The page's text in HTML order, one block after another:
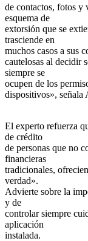
de contactos, fotos y
esquema de
extorsión que se
trasciende en
muchos casos a sus
cautelosas al decidir
siempre se
ocupen de los
dispositivos», señala
El experto refuerza
de crédito
de personas que no
financieras
tradicionales,
verdad».
Advierte sobre la
y de
controlar siempre
aplicación
instalada.